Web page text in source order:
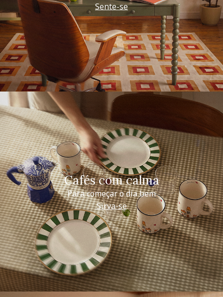
Sente-se
Cafés com calma
Para começar o dia bem
Sirva-se